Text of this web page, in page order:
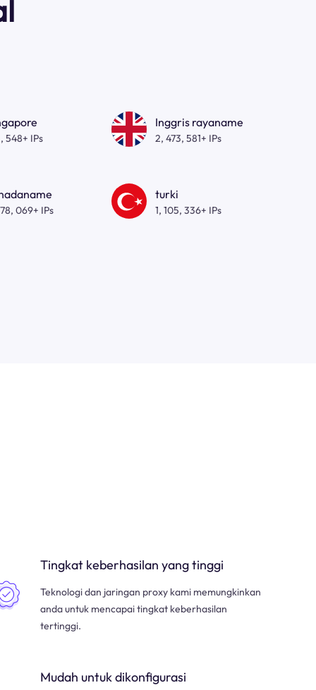
548+ IPs
Inggris rayaname
2, 473, 581+ IPs
069+ IPs
turki
1, 105, 336+ IPs
Tingkat keberhasilan yang tinggi
Teknologi dan jaringan proxy kami memungkinkan
anda untuk mencapai tingkat keberhasilan
tertinggi.
Mudah untuk dikonfigurasi